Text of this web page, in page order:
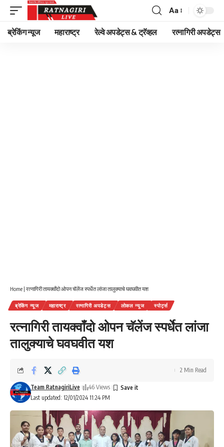
Font
Resizer
Aa
ब्रेकिंग न्यूज महाराष्ट्र रेल्वे अपडेट्स & ट्रॅव्हल रत्नागिरी अपडेट्स
Home | रत्नागिरी तायक्वॉंदो ओपन चॅलेंज स्पर्धेत लांजा तालुक्याचे घवघवीत यश
ब्रेकिंग न्यूज महाराष्ट्र रत्नागिरी अपडेट्स लोकल न्यूज स्पोर्ट्स
रत्नागिरी तायक्वॉंदो ओपन चॅलेंज स्पर्धेत लांजा
तालुक्याचे घवघवीत यश
Last updated: 12/01/2024 11:24 PM
Team RatnagiriLive 46 Views
2 Min Read